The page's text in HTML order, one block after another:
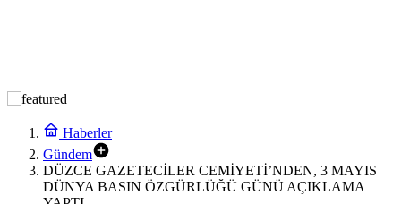
Haberler
Gündem
DÜZCE GAZETECİLER CEMİYETİ’NDEN, 3 MAYIS
DÜNYA BASIN ÖZGÜRLÜĞÜ GÜNÜ AÇIKLAMA